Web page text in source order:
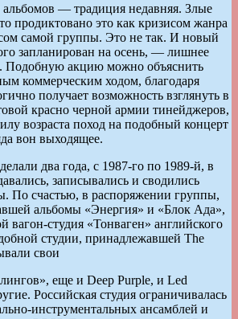
— традиция недавняя. Злые
продиктовано это как кризисом жанра
самой группы. Это не так. И новый
запланирован на осень, — лишнее
Подобную акцию можно объяснить
коммерческим ходом, благодаря
получает возможность взглянуть в
красно черной армии тинейджеров,
возраста поход на подобный концерт
вон выходящее.
два года, с 1987-го по 1989-й, в
записывались и сводились
По счастью, в распоряжении группы,
альбомы «Энергия» и «Блок Ада»,
вагон-студия «Тонваген» английского
студии, принадлежавшей The
свои
еще и Deep Purple, и Led
Российская студия ограничивалась
инструментальных ансамблей и